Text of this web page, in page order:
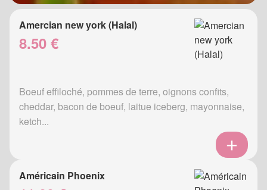
Amercian new york (Halal)
8.50 €
Boeuf effiloché, pommes de terre, oignons confits,
cheddar, bacon de boeuf, laitue iceberg, mayonnaise,
ketch...
Américain Phoenix